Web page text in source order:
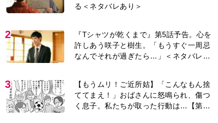
る＜ネタバレあり＞
2
『Tシャツが乾くまで』第5話予告。心を
許しあう咲子と樹生。「もうすぐ一周忌
なんでそれが過ぎたら…」＜ネタバレあ
3
【もうムリ！ご近所姑】「こんなもん捨
ててまえ！」おばさんに怒鳴られ、傷つ
く息子。私たちが取った行動は…【第3